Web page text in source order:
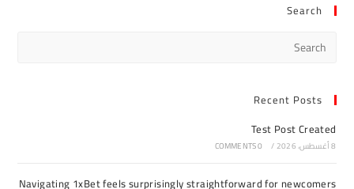
Search
Recent Posts
Test Post Created
8 أغسطس، 2026 /
0 COMMENTS
Navigating 1xBet feels surprisingly straightforward for newcomers